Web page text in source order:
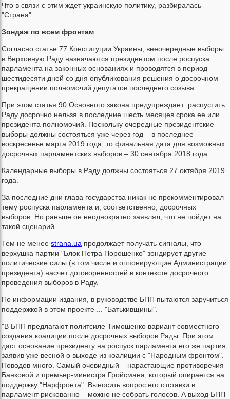
Что в связи с этим ждет украинскую политику, разбиралась
"Страна".
Зондаж по всем фронтам
Согласно статье 77 Конституции Украины, внеочередные выборы
в Верховную Раду назначаются президентом после роспуска
парламента на законных основаниях и проводятся в период
шестидесяти дней со дня опубликования решения о досрочном
прекращении полномочий депутатов последнего созыва.
При этом статья 90 Основного закона предупреждает: распустить
Раду досрочно нельзя в последние шесть месяцев срока ее или
президента полномочий. Поскольку очередные президентские
выборы должны состояться уже через год – в последнее
воскресенье марта 2019 года, то финальная дата для возможных
досрочных парламентских выборов – 30 сентября 2018 года.
Календарные выборы в Раду должны состояться 27 октября 2019
года.
За последние дни глава государства никак не прокомментировал
тему роспуска парламента и, соответственно, досрочных
выборов. Но раньше он неоднократно заявлял, что не пойдет на
такой сценарий.
Тем не менее strana.ua продолжает получать сигналы, что
верхушка партии "Блок Петра Порошенко" зондирует другие
политические силы (в том числе и оппонирующие Администрации
президента) насчет договоренностей в контексте досрочного
проведения выборов в Раду.
По информации издания, в руководстве БПП пытаются заручиться
поддержкой в этом проекте ... "Батькивщины".
"В БПП предлагают политсиле Тимошенко вариант совместного
создания коалиции после досрочных выборов Рады. При этом
даст основание президенту на роспуск парламента его же партия,
заявив уже весной о выходе из коалиции с "Народным фронтом".
Поводов много. Самый очевидный – нарастающие противоречия
Банковой и премьер-министра Гройсмана, который опирается на
поддержку "Нарфронта". Выносить вопрос его отставки в
парламент рискованно – можно не собрать голосов. А выход БПП